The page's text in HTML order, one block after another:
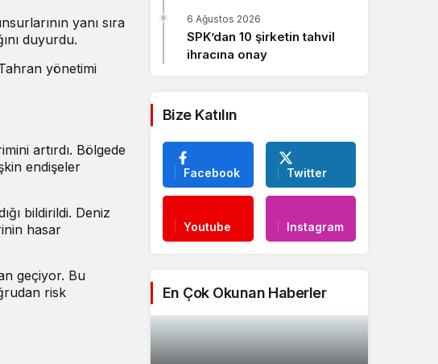
yanı sıra
duyurdu.
yönetimi
artırdı. Bölgede
endişeler
bildirildi. Deniz
hasar
geçiyor. Bu
risk
SPK’dan 10 şirketin tahvil
ihracına onay
6 Ağustos 2026
Bize Katılın
Facebook Twitter
Youtube Instagram
En Çok Okunan Haberler